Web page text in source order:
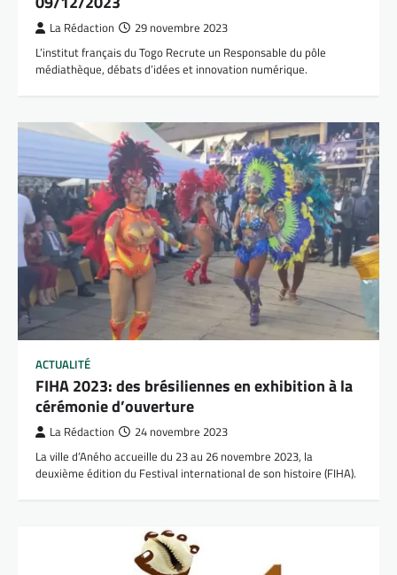
La Rédaction 29 novembre 2023
L’institut français du Togo Recrute un Responsable du pôle
médiathèque, débats d’idées et innovation numérique.
ACTUALITÉ
FIHA 2023: des brésiliennes en exhibition à la
cérémonie d’ouverture
La Rédaction 24 novembre 2023
La ville d’Aného accueille du 23 au 26 novembre 2023, la
deuxième édition du Festival international de son histoire (FIHA).